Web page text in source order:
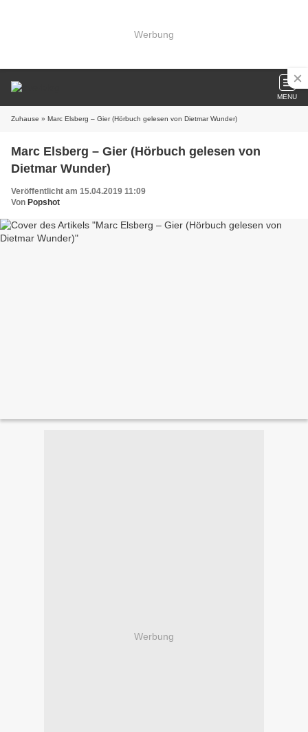
Werbung
MENU
Zuhause » Marc Elsberg – Gier (Hörbuch gelesen von Dietmar Wunder)
Marc Elsberg – Gier (Hörbuch gelesen von
Dietmar Wunder)
Veröffentlicht am 15.04.2019 11:09
Von Popshot
Werbung